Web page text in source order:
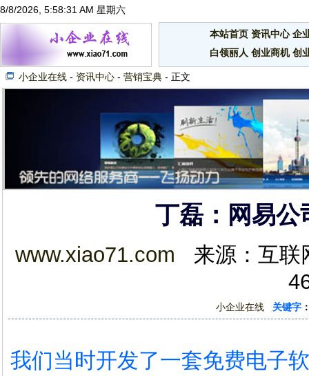
8/8/2026, 5:58:31 AM 星期六
本站首页 资讯中心 企
白领丽人 创业商机 创
小企业在线 - 资讯中心 - 营销宝典 - 正文
丁磊：网易公
www.xiao71.com 来源：互
小企业在线 关键字
我们当时开发了一套免费电子